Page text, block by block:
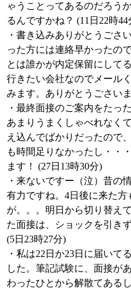
ゃうことってあるのだろう
るんですかね？ (11日22時44
・書き込みありがとうごさ
った方には連絡早かったの
とは誰かが内定保留にして
行きたい会社なのでメール
みます。ありがとうごさい
・最終面接のご案内をたっ
あまりうまくしゃべれなく
え込んでばかりだったので
も時間足りなかったし・・
ます！ (27日13時30分)
・来ないですー（泣）昔の
有力ですね。4日後に来た
が。。。明日から切り替え
た面接は、ショックを引き
(5日23時27分)
・私は22日か23日に届いて
した。筆記試験に、面接が
わったひとから解散てある